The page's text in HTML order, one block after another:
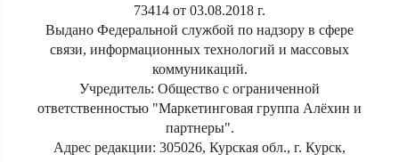
73414 от 03.08.2018 г.
Выдано Федеральной службой по надзору в сфере
связи, информационных технологий и массовых
коммуникаций.
Учредитель: Общество с ограниченной
ответственностью "Маркетинговая группа Алёхин и
партнеры".
Адрес редакции: 305026, Курская обл., г. Курск,